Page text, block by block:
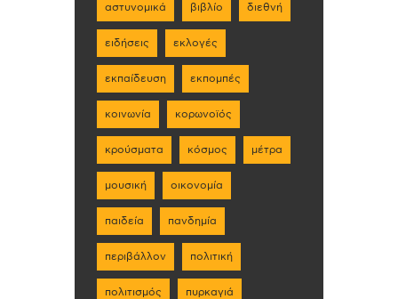
αστυνομικά βιβλίο διεθνή
ειδήσεις εκλογές
εκπαίδευση εκπομπές
κοινωνία κορωνοϊός
κρούσματα κόσμος μέτρα
μουσική οικονομία
παιδεία πανδημία
περιβάλλον πολιτική
πολιτισμός πυρκαγιά